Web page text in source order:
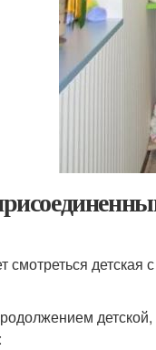
смотреться